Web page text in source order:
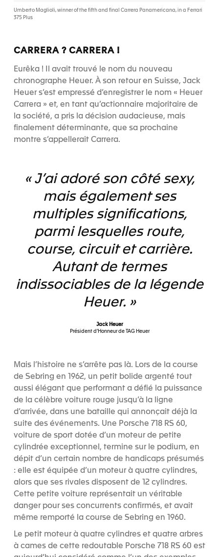
Umberto Maglioli, winner of the fifth and final Carrera Panamericana, in a Ferrari
375 Plus
CARRERA ? CARRERA !
Eurêka ! Il avait trouvé le nom du nouveau
chronographe Heuer. À son retour en Suisse, Jack
Heuer s’est empressé d’enregistrer le nom « Heuer
Carrera » et, en tant qu’actionnaire majoritaire de
la société, a pris la décision audacieuse, mais
finalement déterminante, que sa prochaine
montre s’appellerait Carrera.
« J’ai adoré son côté sexy,
mais également ses
multiples significations,
parmi lesquelles route,
course, circuit et carrière.
Autant de termes
indissociables de la légende
Heuer. »
Jack Heuer
Président d’Honneur de TAG Heuer
Mais l’histoire ne s’arrête pas là. Lors de la course
de Sebring en 1962, un petit bolide argenté tout
aussi élégant que performant a défié la puissance
de la célèbre voiture rouge jusqu’à la ligne
d’arrivée, dans une bataille qui annonçait déjà la
suite des événements. Une Porsche 718 RS 60,
voiture de sport dotée d’un moteur de petite
cylindrée exceptionnel, termine sur le podium, en
dépit d’un certain nombre de handicaps présumés
: elle est équipée d’un moteur à quatre cylindres,
alors que ses rivales disposent de 12 cylindres.
Cette petite voiture représentait un véritable
danger pour ses concurrents confirmés, et avait
même remporté la course de Sebring en 1960.
Le petit moteur à quatre cylindres et quatre arbres
à cames de cette redoutable Porsche 718 RS 60 est